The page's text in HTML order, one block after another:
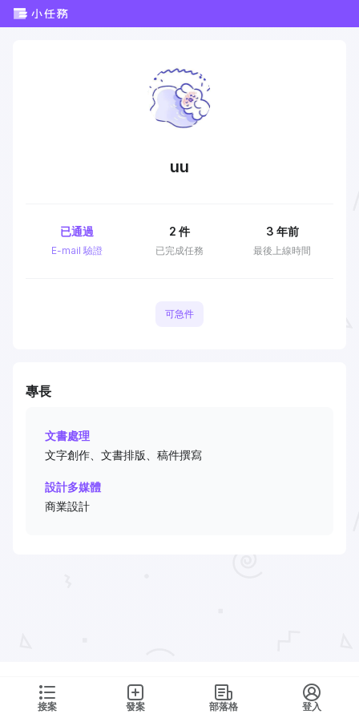
接案 發案 部落格 登入
uu
E-mail 驗證
已通過
已完成任務
2 件
最後上線時間
3 年前
可急件
專長
文書處理
文字創作、文書排版、稿件撰寫
設計多媒體
商業設計